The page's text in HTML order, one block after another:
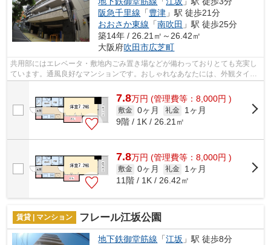
阪急千里線 「豊津 」駅 徒歩21分
おおさか東線 「南吹田 」駅 徒歩25分
築14年 / 26.21㎡～26.42㎡
大阪府吹田市広芝町
共用部にはエレベータ・敷地内ごみ置き場などが備わっておりとても充実し
ています。通風良好なマンションです。おしゃれなあなたには、外観タイル
張りのマンションがおすすめです。防...
7.8万円 (管理費等：8,000円 )
敷金 0ヶ月 礼金
1ヶ月
9階 / 1K / 26.21㎡
7.8万円 (管理費等：8,000円 )
敷金 0ヶ月 礼金
1ヶ月
11階 / 1K / 26.42㎡
賃貸 | マンション フレール江坂公園
地下鉄御堂筋線 「江坂 」駅 徒歩8分